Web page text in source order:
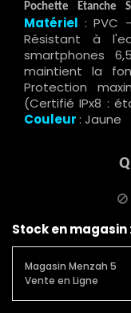
Pochette Etanche
Matériel : PVC
Résistant à
smartphones
maintient la
Protection
(Certifié IPx8 :
Couleur: Jaune
Stock en magasin
Magasin Menzah 5
Vente en Ligne